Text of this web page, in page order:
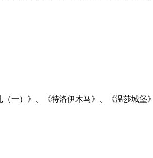
（一）》、《特洛伊木马》、《温莎城